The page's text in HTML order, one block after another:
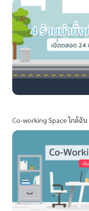
Co-working Space ใกล้ฉั